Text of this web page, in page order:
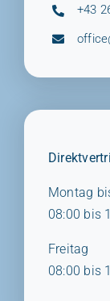
+43
Montag
08:00 bis
Freitag
08:00 bis